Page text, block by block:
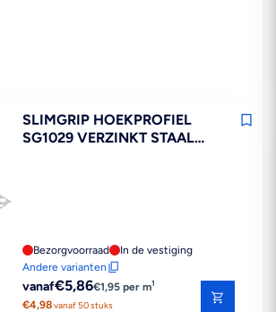
SLIMGRIP HOEKPROFIEL
SG1029 VERZINKT STAAL
Bezorgvoorraad
In de vestiging
Andere varianten
Reguliere
prijs
vanaf€5,86€1,95 per m1
€4,98vanaf 50 stuks